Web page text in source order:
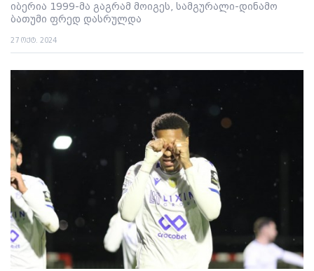
იბერია 1999-მა გაგრამ მოიგეს, სამგურალი-დინამო
ბათუმი ფრედ დასრულდა
27 ოქტ. 2024